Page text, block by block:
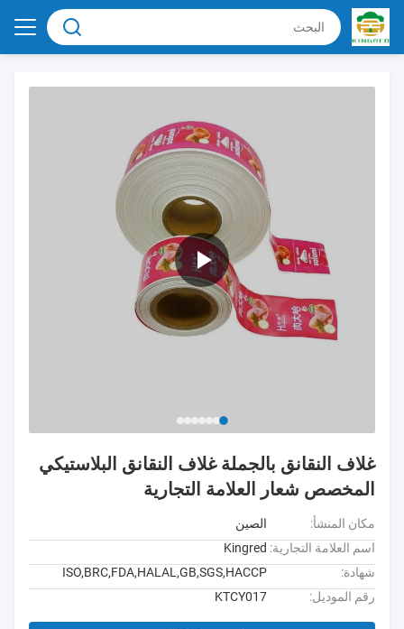
غلاف النقانق بالجملة غلاف النقانق البلاستيكي
المخصص شعار العلامة التجارية
مكان المنشأ:
الصين
اسم العلامة التجارية: Kingred
شهادة:
ISO,BRC,FDA,HALAL,GB,SGS,HACCP
رقم الموديل:
KTCY017